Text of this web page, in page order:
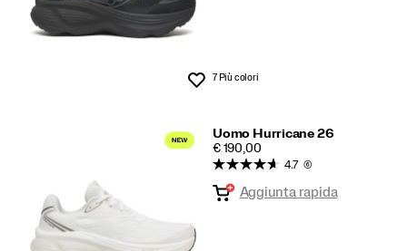
Lista dei desideri
7 Più colori
Uomo Hurricane 26
PRICE
€ 190,00
4.7 (6)
Aggiunta rapida